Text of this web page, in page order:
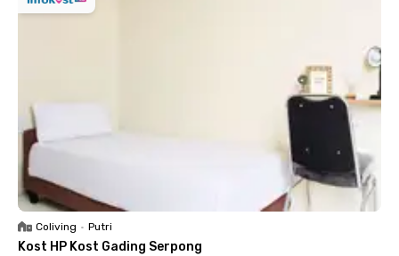
Coliving • Putri
Kost HP Kost Gading Serpong